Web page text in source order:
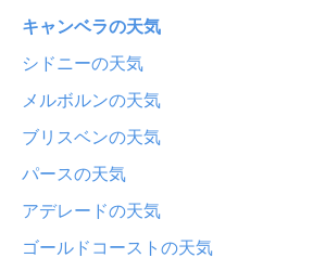
キャンベラの天気
シドニーの天気
メルボルンの天気
ブリスベンの天気
パースの天気
アデレードの天気
ゴールドコーストの天気